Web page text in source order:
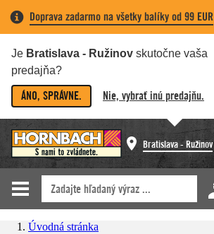
Doprava zadarmo na všetky balíky od 99 EUR
Je Bratislava - Ružinov skutočne vaša
predajňa?
ÁNO, SPRÁVNE. Nie, vybrať inú predajňu.
Bratislava - Ružinov
Úvodná stránka